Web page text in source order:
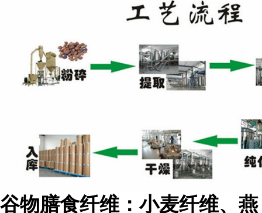
谷物膳食纤维：小麦纤维、燕